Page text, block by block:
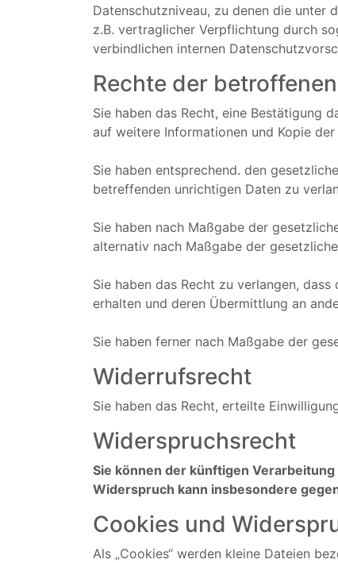
Datenschutzniveau, zu denen die unter
z.B. vertraglicher Verpflichtung durch
verbindlichen internen
Rechte der
Sie haben das Recht, eine Bestätigung
auf weitere Informationen und Kopie
Sie haben entsprechend. den
betreffenden unrichtigen Daten zu
Sie haben nach Maßgabe der
alternativ nach Maßgabe der
Sie haben das Recht zu verlangen,
erhalten und deren Übermittlung an
Sie haben ferner nach Maßgabe der
Widerrufsrecht
Sie haben das Recht, erteilte
Widerspruchsrecht
Sie können der künftigen
Widerspruch kann insbesondere
Cookies und
Als „Cookies“ werden kleine Dateien